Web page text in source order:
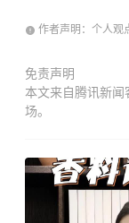
作者声明：个人观
免责声明
本文来自腾讯新
场。